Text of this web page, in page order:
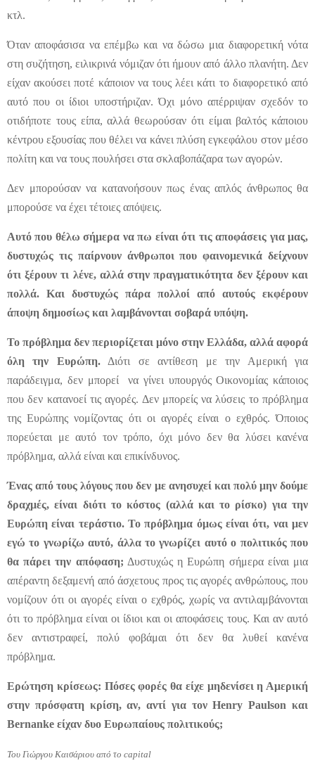
κτλ.
Όταν αποφάσισα να επέμβω και να δώσω μια διαφορετική νότα
στη συζήτηση, ειλικρινά νόμιζαν ότι ήμουν από άλλο πλανήτη. Δεν
είχαν ακούσει ποτέ κάποιον να τους λέει κάτι το διαφορετικό από
αυτό που οι ίδιοι υποστήριζαν. Όχι μόνο απέρριψαν σχεδόν το
οτιδήποτε τους είπα, αλλά θεωρούσαν ότι είμαι βαλτός κάποιου
κέντρου εξουσίας που θέλει να κάνει πλύση εγκεφάλου στον μέσο
πολίτη και να τους πουλήσει στα σκλαβοπάζαρα των αγορών.
Δεν μπορούσαν να κατανοήσουν πως ένας απλός άνθρωπος θα
μπορούσε να έχει τέτοιες απόψεις.
Αυτό που θέλω σήμερα να πω είναι ότι τις αποφάσεις για μας,
δυστυχώς τις παίρνουν άνθρωποι που φαινομενικά δείχνουν
ότι ξέρουν τι λένε, αλλά στην πραγματικότητα δεν ξέρουν και
πολλά. Και δυστυχώς πάρα πολλοί από αυτούς εκφέρουν
άποψη δημοσίως και λαμβάνονται σοβαρά υπόψη.
Το πρόβλημα δεν περιορίζεται μόνο στην Ελλάδα, αλλά αφορά
όλη την Ευρώπη.Διότι σε αντίθεση με την Αμερική για
παράδειγμα, δεν μπορεί να γίνει υπουργός Οικονομίας κάποιος
που δεν κατανοεί τις αγορές. Δεν μπορείς να λύσεις το πρόβλημα
της Ευρώπης νομίζοντας ότι οι αγορές είναι ο εχθρός. Όποιος
πορεύεται με αυτό τον τρόπο, όχι μόνο δεν θα λύσει κανένα
πρόβλημα, αλλά είναι και επικίνδυνος.
Ένας από τους λόγους που δεν με ανησυχεί και πολύ μην δούμε
δραχμές, είναι διότι το κόστος (αλλά και το ρίσκο) για την
Ευρώπη είναι τεράστιο. Το πρόβλημα όμως είναι ότι, ναι μεν
εγώ το γνωρίζω αυτό, άλλα το γνωρίζει αυτό ο πολιτικός που
θα πάρει την απόφαση; Δυστυχώς η Ευρώπη σήμερα είναι μια
απέραντη δεξαμενή από άσχετους προς τις αγορές ανθρώπους, που
νομίζουν ότι οι αγορές είναι ο εχθρός, χωρίς να αντιλαμβάνονται
ότι το πρόβλημα είναι οι ίδιοι και οι αποφάσεις τους. Και αν αυτό
δεν αντιστραφεί, πολύ φοβάμαι ότι δεν θα λυθεί κανένα
πρόβλημα.
Ερώτηση κρίσεως: Πόσες φορές θα είχε μηδενίσει η Αμερική
στην πρόσφατη κρίση, αν, αντί για τον Henry Paulson και
Bernanke είχαν δυο Ευρωπαίους πολιτικούς;
Του Γιώργου Καισάριου από το capital